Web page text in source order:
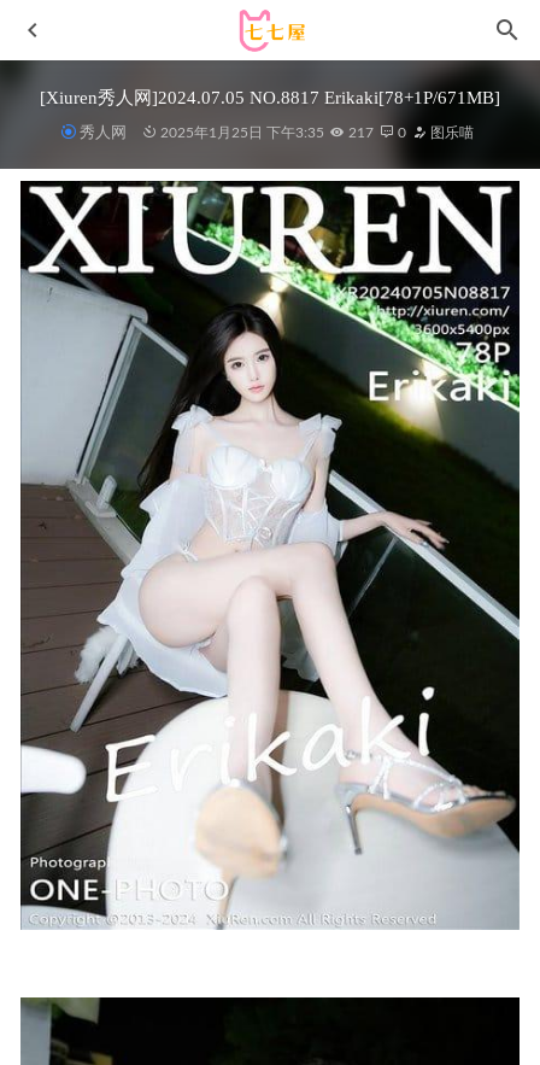
[Xiuren秀人网]2024.07.05 NO.8817 Erikaki[78+1P/671MB]
秀人网 2025年1月25日 下午3:35 217 0 图乐喵
[Xiuren秀人网]2024.08.28 NO.9077 宝宝甜[84+1P/681MB]
2025-04-02
眼酱大魔王w – NO.79 Fantia 22年12月合集（5套）[30P1V-
2023-08-05
miko酱ww – NO.93 2025年04月订阅 [158P-762MB]
2025-11-
[Xiuren秀人网]2022.12.30 NO.6067 养乐多DoDo[57+1P／
2023-03-27
[微密圈]是可欣耶 – 感觉血管要爆[8P1V-33M]
2024-06-04